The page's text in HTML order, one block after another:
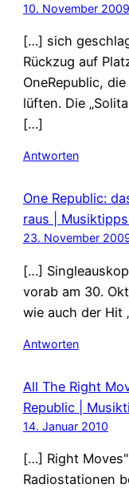
10. November 2009
[…] sich
Rückzug auf
OneRepublic,
lüften. Die
[…]
Antworten
One Republic:
raus |
23. November
[…]
vorab am 30.
wie auch der Hit
Antworten
All The Right
Republic |
14. Januar 2010
[…] Right
Radiostationen